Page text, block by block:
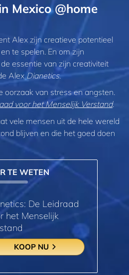
Mexico @home
Alex zijn creatieve potentieel
te spelen. En om zijn
essentie van zijn creativiteit
AlexDianetics.
oorzaak van stress en angsten.
voor het Menselijk Verstand.
vele mensen uit de hele wereld
blijven en die het goed doen
TE WETEN
De Leidraad
het Menselijk
KOOP NU